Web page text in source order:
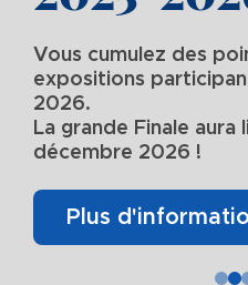
Vous cumulez des
expositions
2026.
La grande Finale aura
décembre 2026 !
Plus